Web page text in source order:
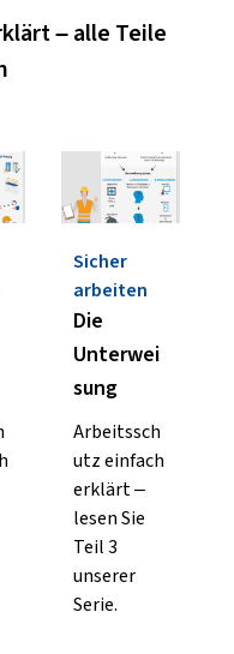
– alle Teile
Sicher
arbeiten
Die
Unterwei
sung
Arbeitssch
utz einfach
erklärt –
lesen Sie
Teil 3
unserer
Serie.